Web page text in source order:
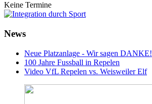
Keine Termine
News
Neue Platzanlage - Wir sagen DANKE!
100 Jahre Fussball in Repelen
Video VfL Repelen vs. Weisweiler Elf